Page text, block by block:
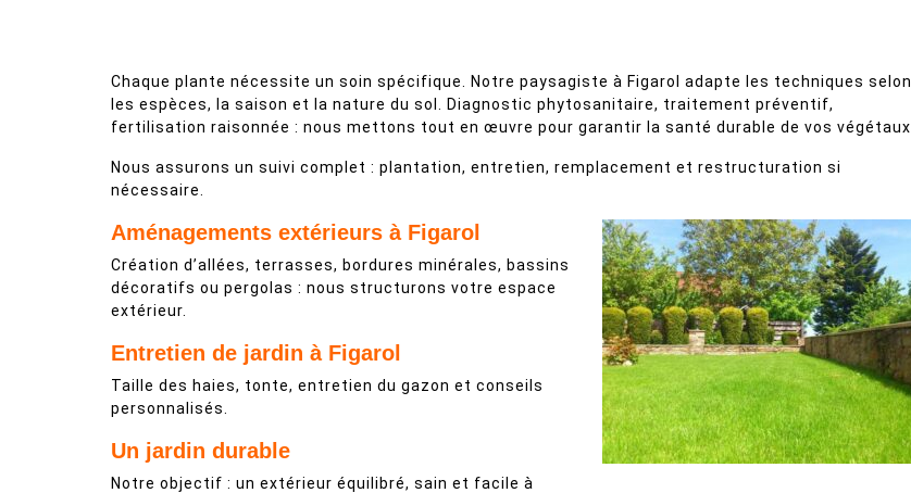
Chaque plante nécessite un soin spécifique. Notre paysagiste à Figarol adapte les techniques selon
les espèces, la saison et la nature du sol. Diagnostic phytosanitaire, traitement préventif,
fertilisation raisonnée : nous mettons tout en œuvre pour garantir la santé durable de vos végétaux.
Nous assurons un suivi complet : plantation, entretien, remplacement et restructuration si
nécessaire.
Aménagements extérieurs à Figarol
Création d’allées, terrasses, bordures minérales, bassins
décoratifs ou pergolas : nous structurons votre espace
extérieur.
Entretien de jardin à Figarol
Taille des haies, tonte, entretien du gazon et conseils
personnalisés.
Un jardin durable
Notre objectif : un extérieur équilibré, sain et facile à